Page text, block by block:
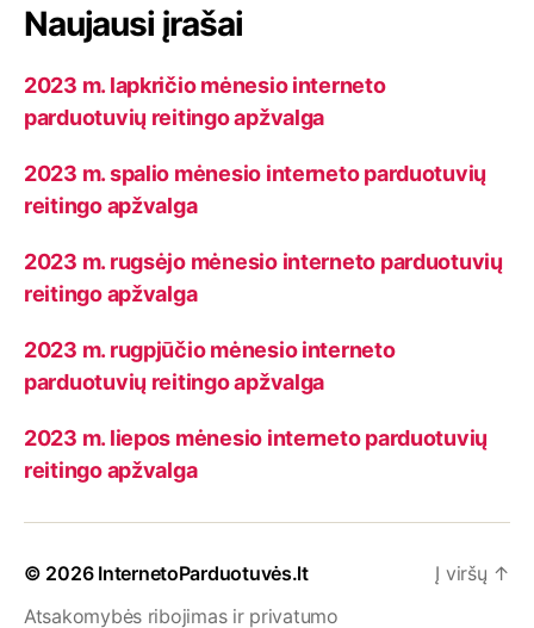
Naujausi įrašai
2023 m. lapkričio mėnesio interneto
parduotuvių reitingo apžvalga
2023 m. spalio mėnesio interneto parduotuvių
reitingo apžvalga
2023 m. rugsėjo mėnesio interneto parduotuvių
reitingo apžvalga
2023 m. rugpjūčio mėnesio interneto
parduotuvių reitingo apžvalga
2023 m. liepos mėnesio interneto parduotuvių
reitingo apžvalga
© 2026 InternetoParduotuvės.lt
Atsakomybės ribojimas ir privatumo
Į viršų ↑